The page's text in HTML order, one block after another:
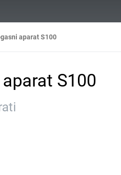
aparat S100
S100